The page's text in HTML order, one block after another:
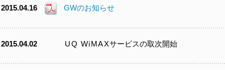
2015.04.16 GWのお知らせ
2015.04.02 UQ WiMAXサービスの取次開始